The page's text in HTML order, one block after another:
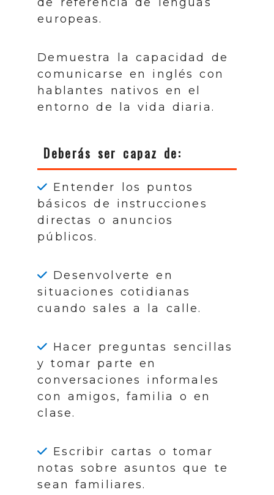
europeas.
Demuestra la capacidad de
comunicarse en inglés con
hablantes nativos en el
entorno de la vida diaria.
Deberás ser capaz de:
Entender los puntos
básicos de instrucciones
directas o anuncios
públicos.
Desenvolverte en
situaciones cotidianas
cuando sales a la calle.
Hacer preguntas sencillas
y tomar parte en
conversaciones informales
con amigos, familia o en
clase.
Escribir cartas o tomar
notas sobre asuntos que te
sean familiares.